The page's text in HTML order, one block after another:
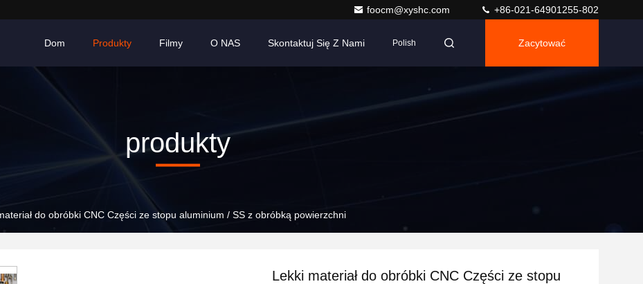
foocm@xyshc.com +86-021-64901255-802
Dom Produkty Filmy O NAS Skontaktuj Się Z Nami Polish Zacytować
produkty
do obróbki CNC Części ze stopu aluminium / SS z obróbką powierzchni
Lekki materiał do obróbki CNC Części ze stopu